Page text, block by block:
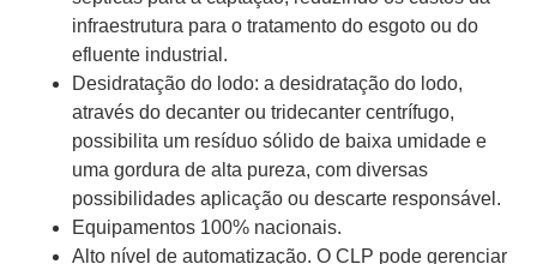
infraestrutura para o tratamento do esgoto ou do
efluente industrial.
Desidratação do lodo: a desidratação do lodo,
através do decanter ou tridecanter centrífugo,
possibilita um resíduo sólido de baixa umidade e
uma gordura de alta pureza, com diversas
possibilidades aplicação ou descarte responsável.
Equipamentos 100% nacionais.
Alto nível de automatização. O CLP pode gerenciar